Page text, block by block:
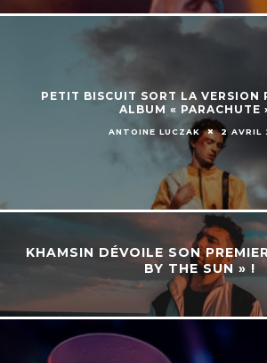
PETIT BISCUIT SORT LA VERSION
ALBUM « PARACHUTE
ANTOINE LUCZAK 2 AVRIL
KHAMSIN DÉVOILE SON
BY THE SUN » !